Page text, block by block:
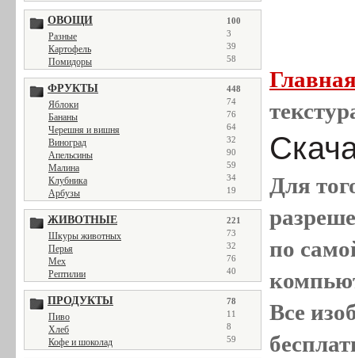
ОВОЩИ 100
Разные 3
Картофель 39
Помидоры 58
ФРУКТЫ 448
Яблоки 74
Бананы 76
Черешня и вишня 64
Виноград 32
Апельсины 90
Малина 59
Клубника 34
Арбузы 19
ЖИВОТНЫЕ 221
Шкуры животных 73
Перья 32
Мех 76
Рептилии 40
ПРОДУКТЫ 78
Пиво 11
Хлеб 8
Кофе и шоколад 59
Для
по
Все